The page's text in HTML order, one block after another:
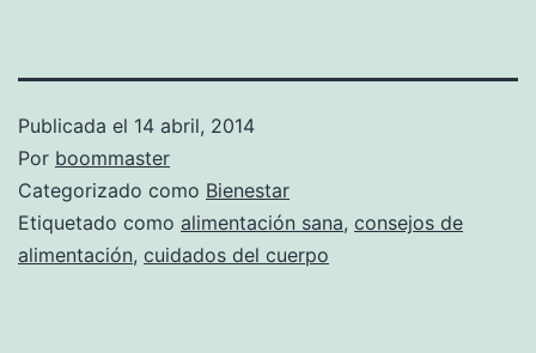
Publicada el 14 abril, 2014
Por boommaster
Categorizado como Bienestar
Etiquetado como alimentación sana, consejos de
alimentación, cuidados del cuerpo